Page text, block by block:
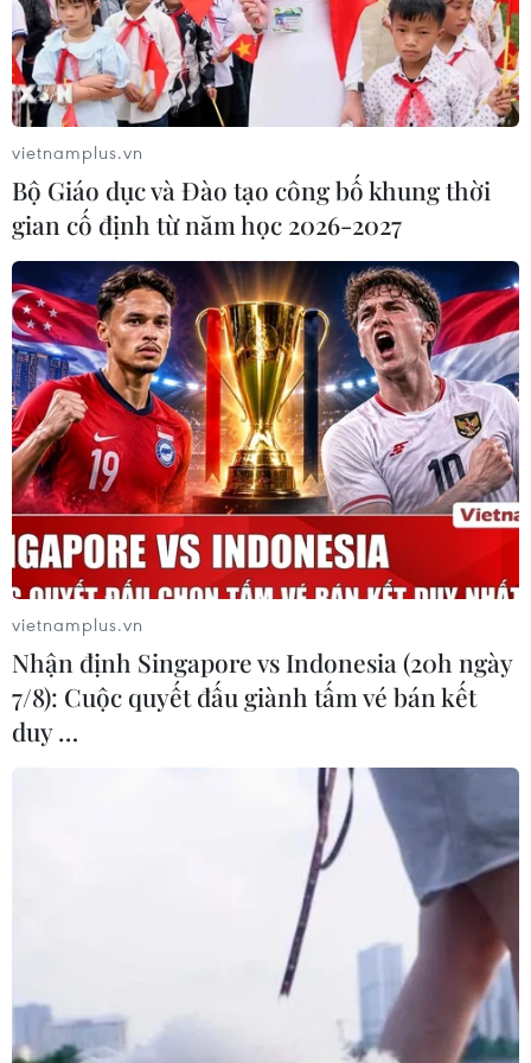
TIN CÙNG CHUYÊN MỤC
Đà Nẵng: Sóng cuốn 4 người tại Mũi
vietnamplus.vn
Bộ Giáo dục và Đào tạo công bố khung thời
gian cố định từ năm học 2026-2027
vietnamplus.vn
Nhận định Singapore vs Indonesia (20h ngày
7/8): Cuộc quyết đấu giành tấm vé bán kết
duy …